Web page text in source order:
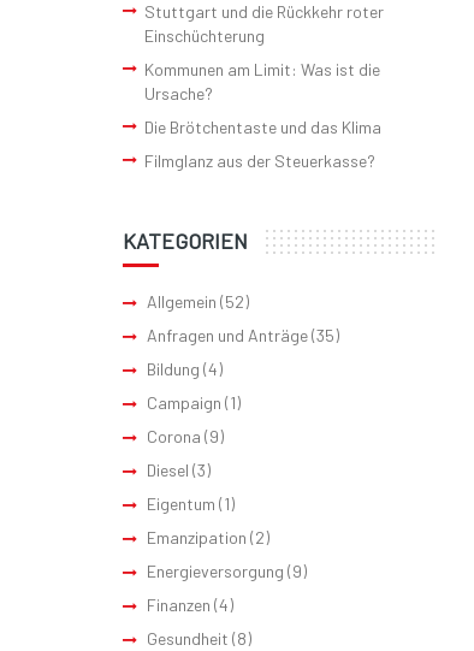
Stuttgart und die Rückkehr roter
Einschüchterung
Kommunen am Limit: Was ist die
Ursache?
Die Brötchentaste und das Klima
Filmglanz aus der Steuerkasse?
KATEGORIEN
Allgemein (52)
Anfragen und Anträge(35)
Bildung (4)
Campaign (1)
Corona (9)
Diesel (3)
Eigentum (1)
Emanzipation (2)
Energieversorgung (9)
Finanzen (4)
Gesundheit (8)